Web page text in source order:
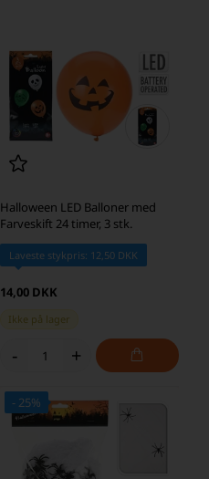
Halloween LED Balloner med
Farveskift 24 timer, 3 stk.
Laveste stykpris: 12,50 DKK
14,00 DKK
Ikke på lager
- +
- 25%